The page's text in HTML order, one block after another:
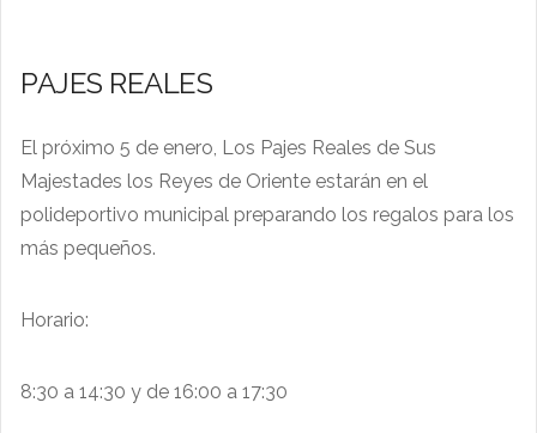
PAJES REALES
El próximo 5 de enero, Los Pajes Reales de Sus
Majestades los Reyes de Oriente estarán en el
polideportivo municipal preparando los regalos para los
más pequeños.
Horario:
8:30 a 14:30 y de 16:00 a 17:30